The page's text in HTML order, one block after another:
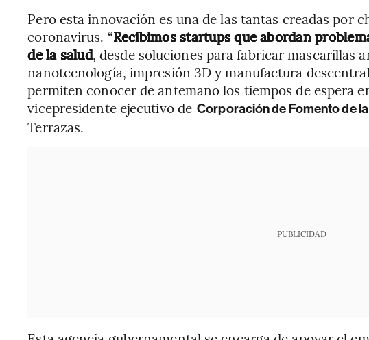
Pero esta innovación es una de las tantas creadas por
coronavirus. “Recibimos startups que abordan
de la salud, desde soluciones para fabricar mascarillas
nanotecnología, impresión 3D y manufactura
permiten conocer de antemano los tiempos de espera
vicepresidente ejecutivo de Corporación de Fomento de
Terrazas.
PUBLICIDAD